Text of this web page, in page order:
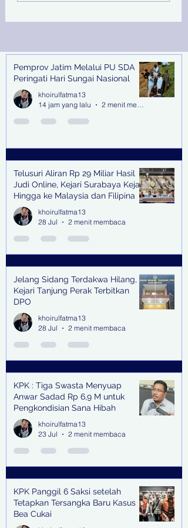
Online, Kejari
Recent Posts
Pemprov Jatim Melalui PU SDA
Peringati Hari Sungai Nasional
khoirulfatma13
14 jam yang lalu
2 menit membaca
Telusuri Aliran Rp 29 Miliar Hasil
Judi Online, Kejari Surabaya Kejar
Hingga ke Malaysia dan Filipina
khoirulfatma13
28 Jul
2 menit membaca
Jelang Sidang Terdakwa Hilang,
Kejari Tanjung Perak Terbitkan
DPO
khoirulfatma13
28 Jul
2 menit membaca
KPK : Tiga Swasta Menyuap
Anwar Sadad Rp 6,9 M untuk
Pengkondisian Sana Hibah
khoirulfatma13
23 Jul
2 menit membaca
KPK Panggil 6 Saksi setelah
Tetapkan Tersangka Baru Kasus
Bea Cukai